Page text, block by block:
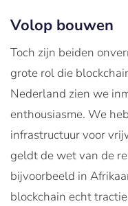
Volop bouwen
Toch zijn beiden
grote rol die
Nederland zien we
enthousiasme. We
infrastructuur voor
geldt de wet van de
bijvoorbeeld in
blockchain echt